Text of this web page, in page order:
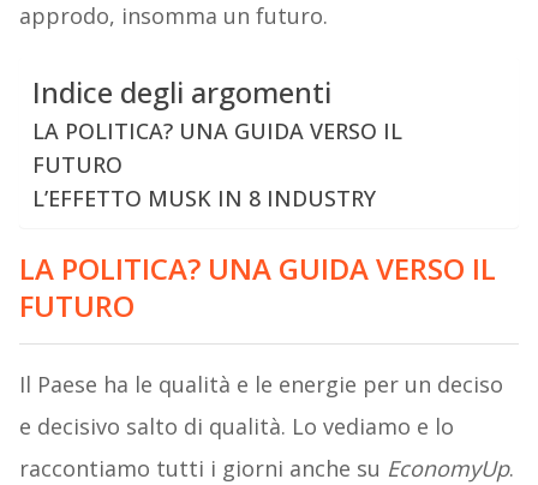
approdo, insomma un futuro.
Indice degli argomenti
LA POLITICA? UNA GUIDA VERSO IL
FUTURO
L’EFFETTO MUSK IN 8 INDUSTRY
LA POLITICA? UNA GUIDA VERSO IL
FUTURO
Il Paese ha le qualità e le energie per un deciso
e decisivo salto di qualità. Lo vediamo e lo
raccontiamo tutti i giorni anche su EconomyUp.